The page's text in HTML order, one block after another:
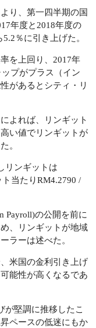
り、第一四半期の国
年度と2018年度の
％に引き上げた。
を上回り、2017年
プがプラス（イン
があるとシティ・リ
よれば、リンギット
い値でリンギットが
。
リンギットは
当たりRM4.2790 /
Payroll)の公開を前に
、リンギットが地域
ラーは述べた。
米国の金利引き上げ
能性が高くなるであ
が堅調に推移したこ
ペースの低迷にもか